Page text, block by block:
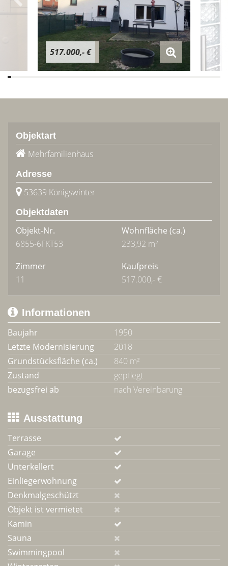
517.000,- €
Objektart
Mehrfamilienhaus
Adresse
53639 Königswinter
Objektdaten
Objekt-Nr.
6855-6FKT53
Wohnfläche (ca.)
233,92 m²
Zimmer
11
Kaufpreis
517.000,- €
Informationen
Baujahr
1950
Letzte Modernisierung
2018
Grundstücksfläche (ca.)
840 m²
Zustand
gepflegt
bezugsfrei ab
nach Vereinbarung
Ausstattung
Terrasse
Garage
Unterkellert
Einliegerwohnung
Denkmalgeschützt
Objekt ist vermietet
Kamin
Sauna
Swimmingpool